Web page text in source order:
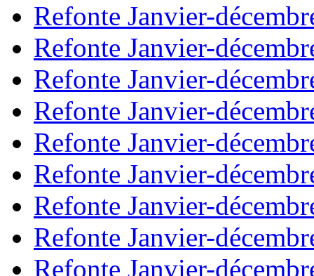
Refonte Janvier-
Refonte Janvier-
Refonte Janvier-
Refonte Janvier-
Refonte Janvier-
Refonte Janvier-
Refonte Janvier-
Refonte Janvier-
Refonte Janvier-